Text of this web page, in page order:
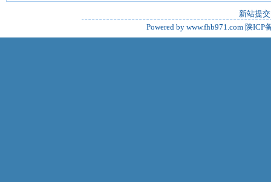
新站提交
Powered by www.fhb971.com 陕ICP